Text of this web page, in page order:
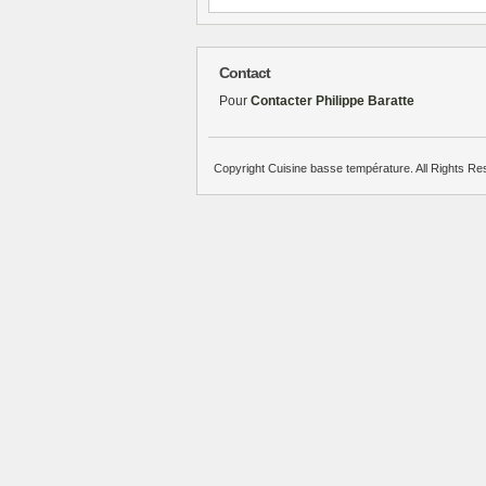
Contact
Pour Contacter Philippe Baratte
Copyright Cuisine basse température. All Rights